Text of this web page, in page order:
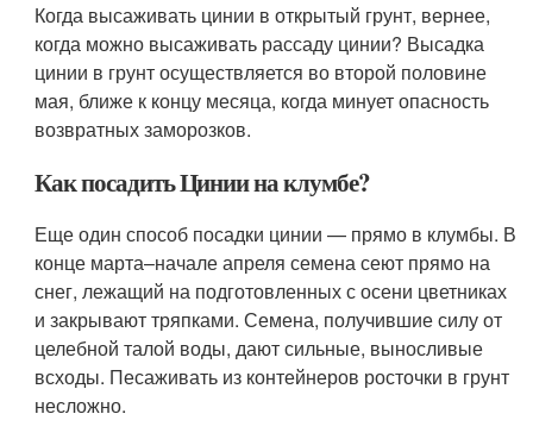
Когда высаживать цинии в открытый грунт, вернее,
когда можно высаживать рассаду цинии? Высадка
цинии в грунт осуществляется во второй половине
мая, ближе к концу месяца, когда минует опасность
возвратных заморозков.
Как посадить Цинии на клумбе?
Еще один способ посадки цинии — прямо в клумбы. В
конце марта–начале апреля семена сеют прямо на
снег, лежащий на подготовленных с осени цветниках
и закрывают тряпками. Семена, получившие силу от
целебной талой воды, дают сильные, выносливые
всходы. Песаживать из контейнеров росточки в грунт
несложно.